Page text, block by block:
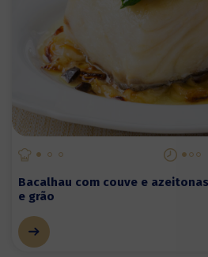
Bacalhau com couve e
e grão